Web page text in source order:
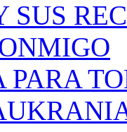
SUS
PARA